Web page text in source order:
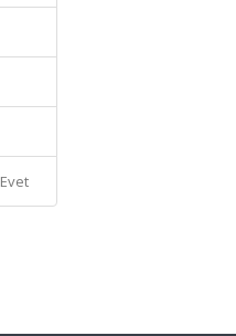
Evet